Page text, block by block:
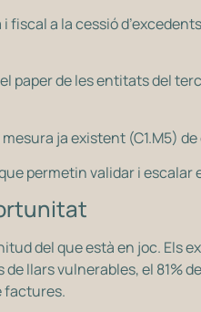
a la cessió
paper de les entitats del
ja existent (C1.M5)
permetin validar i escalar
del que està en joc.
de llars vulnerables, el 81%
factures.